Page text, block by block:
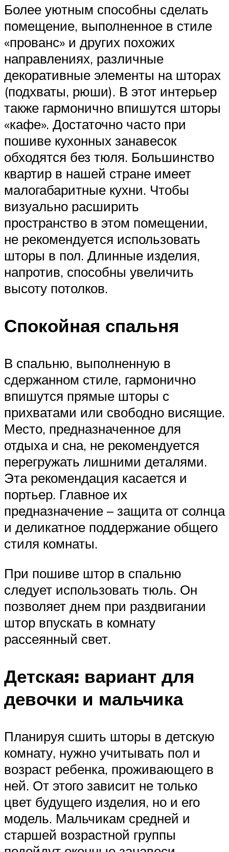
Более уютным способны сделать
помещение, выполненное в стиле
«прованс» и других похожих
направлениях, различные
декоративные элементы на шторах
(подхваты, рюши). В этот интерьер
также гармонично впишутся шторы
«кафе». Достаточно часто при
пошиве кухонных занавесок
обходятся без тюля. Большинство
квартир в нашей стране имеет
малогабаритные кухни. Чтобы
визуально расширить
пространство в этом помещении,
не рекомендуется использовать
шторы в пол. Длинные изделия,
напротив, способны увеличить
высоту потолков.
Спокойная спальня
В спальню, выполненную в
сдержанном стиле, гармонично
впишутся прямые шторы с
прихватами или свободно висящие.
Место, предназначенное для
отдыха и сна, не рекомендуется
перегружать лишними деталями.
Эта рекомендация касается и
портьер. Главное их
предназначение – защита от солнца
и деликатное поддержание общего
стиля комнаты.
При пошиве штор в спальню
следует использовать тюль. Он
позволяет днем при раздвигании
штор впускать в комнату
рассеянный свет.
Детская: вариант для
девочки и мальчика
Планируя сшить шторы в детскую
комнату, нужно учитывать пол и
возраст ребенка, проживающего в
ней. От этого зависит не только
цвет будущего изделия, но и его
модель. Мальчикам средней и
старшей возрастной группы